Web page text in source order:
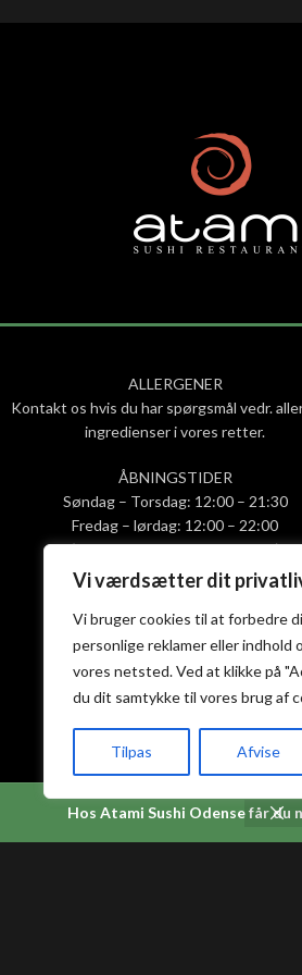
Vi værdsætter dit
Vi bruger cookies til at forbedre
personlige reklamer eller indhold
vores netsted. Ved at klikke på
du dit samtykke til vores brug af
Tilpas Afvise
Hos Atami Sushi Odense får du
ALLERGENER
Kontakt os hvis du har spørgsmål vedr.
ingredienser i vores retter.
ÅBNINGSTIDER
Søndag – Torsdag: 12:00 – 21:30
Fredag – lørdag: 12:00 – 22:00
(Køkkenet lukker halv time før)
Privatlivs- og
Handelsbetingelser